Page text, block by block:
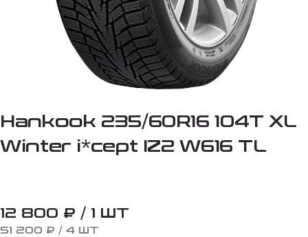
Hankook 235/60R16 104T XL
Winter i*cept IZ2 W616 TL
12 800 ₽ / 1 ШТ
51 200 ₽ / 4 ШТ